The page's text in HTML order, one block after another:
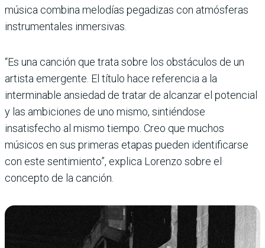
música combina melodías pegadizas con atmósferas
instrumentales inmersivas.
“Es una canción que trata sobre los obstáculos de un
artista emergente. El título hace referencia a la
interminable ansiedad de tratar de alcanzar el potencial
y las ambiciones de uno mismo, sintiéndose
insatisfecho al mismo tiempo. Creo que muchos
músicos en sus primeras etapas pueden identificarse
con este sentimiento”, explica Lorenzo sobre el
concepto de la canción.